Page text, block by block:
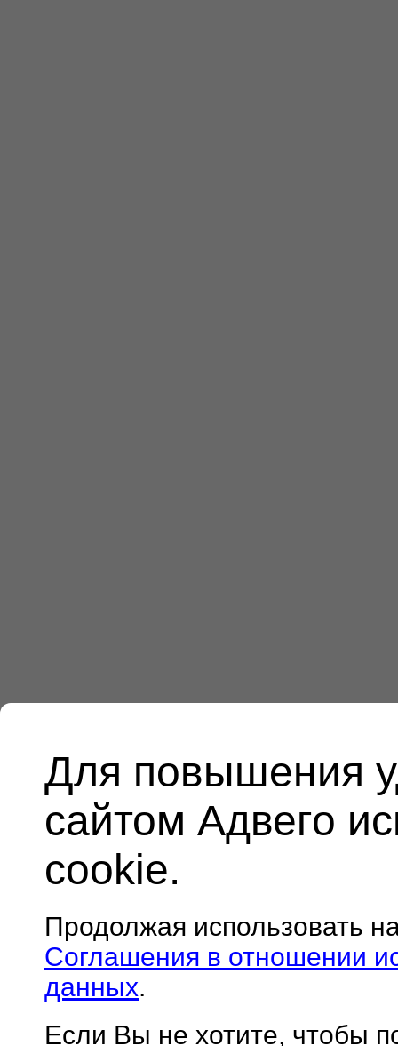
Для повышения
сайтом Адвего
cookie.
Продолжая использовать
Соглашения в отношении
данных.
Если Вы не хотите, чтобы